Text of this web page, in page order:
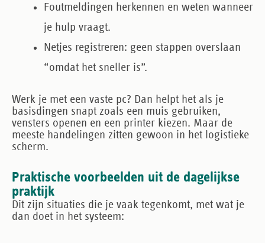
Foutmeldingen herkennen en weten wanneer
je hulp vraagt.
Netjes registreren: geen stappen overslaan
“omdat het sneller is”.
Werk je met een vaste pc? Dan helpt het als je
basisdingen snapt zoals een muis gebruiken,
vensters openen en een printer kiezen. Maar de
meeste handelingen zitten gewoon in het logistieke
scherm.
Praktische voorbeelden uit de dagelijkse
praktijk
Dit zijn situaties die je vaak tegenkomt, met wat je
dan doet in het systeem: